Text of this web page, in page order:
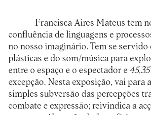
Francisca Aires Mateus tem
confluência de linguagens e
no nosso imaginário. Tem se servido
plásticas e do som/música para
entre o espaço e o espectador e
excepção. Nesta exposição, vai para
simples subversão das percepções
combate e expressão; reivindica a